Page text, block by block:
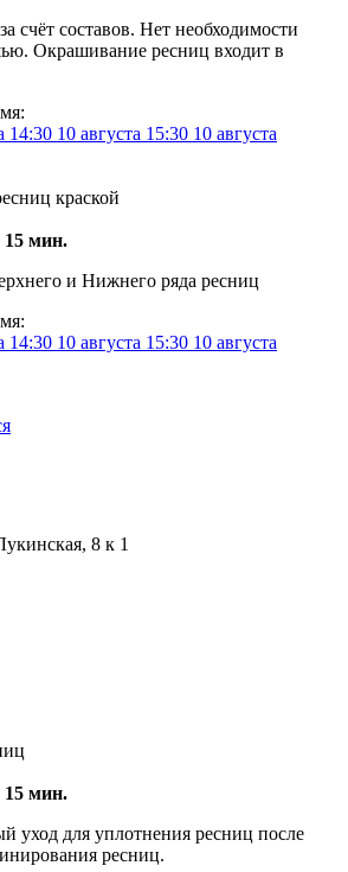
счёт составов. Нет необходимости
Окрашивание ресниц входит в
14:30 10 августа 15:30 10 августа
краской
15 мин.
и Нижнего ряда ресниц
14:30 10 августа 15:30 10 августа
8 к 1
15 мин.
уход для уплотнения ресниц после
ресниц.